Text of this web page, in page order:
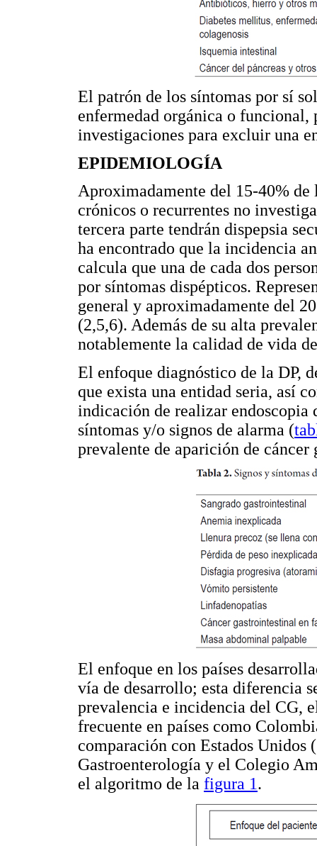
El patrón de los síntomas por sí
enfermedad orgánica o funcional,
investigaciones para excluir una
EPIDEMIOLOGÍA
Aproximadamente del 15-40%
crónicos o recurrentes no
tercera parte tendrán dispepsia
ha encontrado que la incidencia
calcula que una de cada dos
por síntomas dispépticos.
general y aproximadamente del
(2,5,6). Además de su alta
notablemente la calidad de vida
El enfoque diagnóstico de la DP,
que exista una entidad seria, así
indicación de realizar endoscopia
síntomas y/o signos de alarma (
prevalente de aparición de
El enfoque en los países
vía de desarrollo; esta diferencia
prevalencia e incidencia del CG,
frecuente en países como
comparación con Estados
Gastroenterología y el Colegio
el algoritmo de la figura 1.